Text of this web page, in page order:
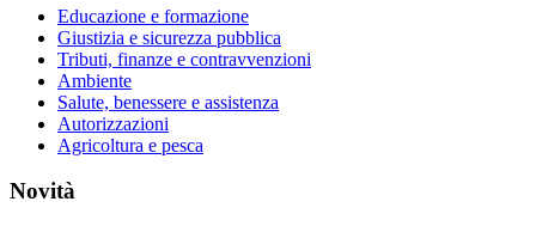
Educazione e formazione
Giustizia e sicurezza pubblica
Tributi, finanze e contravvenzioni
Ambiente
Salute, benessere e assistenza
Autorizzazioni
Agricoltura e pesca
Novità